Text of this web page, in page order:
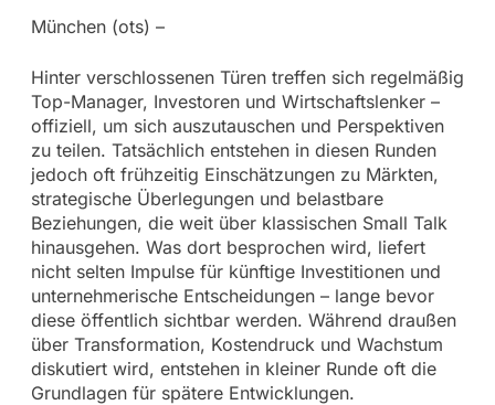
München (ots) –
Hinter verschlossenen Türen treffen sich regelmäßig
Top-Manager, Investoren und Wirtschaftslenker –
offiziell, um sich auszutauschen und Perspektiven
zu teilen. Tatsächlich entstehen in diesen Runden
jedoch oft frühzeitig Einschätzungen zu Märkten,
strategische Überlegungen und belastbare
Beziehungen, die weit über klassischen Small Talk
hinausgehen. Was dort besprochen wird, liefert
nicht selten Impulse für künftige Investitionen und
unternehmerische Entscheidungen – lange bevor
diese öffentlich sichtbar werden. Während draußen
über Transformation, Kostendruck und Wachstum
diskutiert wird, entstehen in kleiner Runde oft die
Grundlagen für spätere Entwicklungen.